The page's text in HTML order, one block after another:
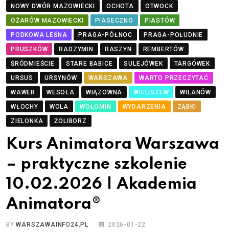
NOWY DWÓR MAZOWIECKI OCHOTA
OTWOCK
OŻARÓW MAZOWIECKI
PIASECZNO
PIASTÓW
PODKOWA LEŚNA
PRAGA-PÓŁNOC
PRAGA-POŁUDNIE
PRUSZKÓW
RADZYMIN RASZYN
REMBERTÓW
ŚRÓDMIEŚCIE
STARE BABICE SULEJÓWEK
TARGÓWEK
URSUS
URSYNÓW WARSZAWA
WARTO PRZECZYTAĆ
WAWER
WESOŁA WIĄZOWNA WIELISZEW
WILANÓW
WŁOCHY
WOLA WOŁOMIN WYDARZENIA
ZĄBKI
ZIELONKA
ŻOLIBORZ
Kurs Animatora Warszawa
– praktyczne szkolenie
10.02.2026 | Akademia
Animatora®
BYWARSZAWAINFO24.PL 2026-01-22